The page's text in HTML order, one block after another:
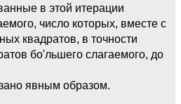
в этой итерации
число которых, вместе с
квадратов, в точности
бо'льшего слагаемого, до
явным образом.